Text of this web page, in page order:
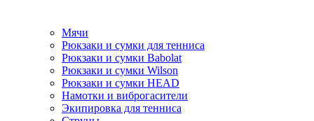
Мячи
Рюкзаки и сумки для тенниса
Рюкзаки и сумки Babolat
Рюкзаки и сумки Wilson
Рюкзаки и сумки HEAD
Намотки и виброгасители
Экипировка для тенниса